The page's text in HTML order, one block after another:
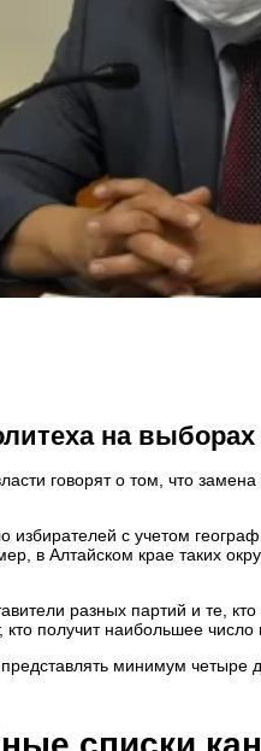
на
говорят о том, что
с учетом
в Алтайском крае таких
разных партий и те,
получит наибольшее число
минимум четыре